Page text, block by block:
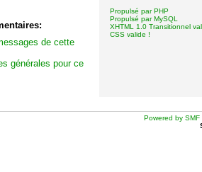
de cette
générales pour ce
Propulsé par PHP
Propulsé par MySQL
XHTML 1.0 Transitionnel
CSS valide !
Powered by SMF